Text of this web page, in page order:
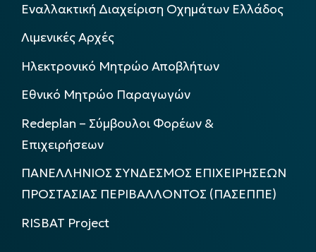
Εναλλακτική Διαχείριση Οχημάτων Ελλάδος
Λιμενικές Αρχές
Ηλεκτρονικό Μητρώο Αποβλήτων
Εθνικό Μητρώο Παραγωγών
Redeplan – Σύμβουλοι Φορέων &
Επιχειρήσεων
ΠΑΝΕΛΛΗΝΙΟΣ ΣΥΝΔΕΣΜΟΣ ΕΠΙΧΕΙΡΗΣΕΩΝ
ΠΡΟΣΤΑΣΙΑΣ ΠΕΡΙΒΑΛΛΟΝΤΟΣ (ΠΑΣΕΠΠΕ)
RISBAT Project